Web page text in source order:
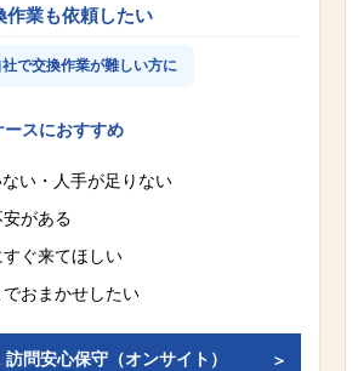
作業も依頼したい
社で交換作業が難しい方に
ースにおすすめ
ない・人手が足りない
がある
すぐ来てほしい
おまかせしたい
問安心保守（オンサイト）